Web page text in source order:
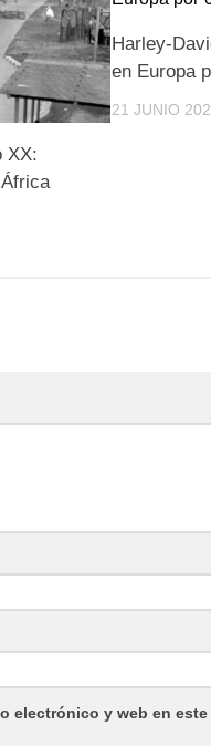
XX:
Harley-
en Europa
21 JUNIO
electrónico y web en